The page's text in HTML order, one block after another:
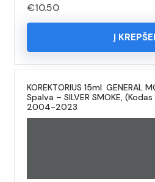
€10.50
Į
KOREKTORIUS 15ml. GENERAL
Spalva – SILVER SMOKE,
2004-2023